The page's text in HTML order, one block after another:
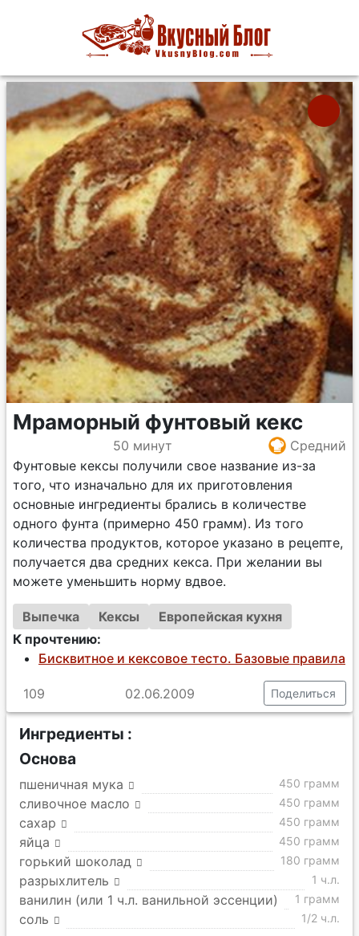
Мраморный фунтовый кекс
50 минут
Средний
Фунтовые кексы получили свое название из-за
того, что изначально для их приготовления
основные ингредиенты брались в количестве
одного фунта (примерно 450 грамм). Из того
количества продуктов, которое указано в рецепте,
получается два средних кекса. При желании вы
можете уменьшить норму вдвое.
Выпечка Кексы
Европейская кухня
К прочтению:
Бисквитное и кексовое тесто. Базовые правила
109 02.06.2009 Поделиться
Ингредиенты :
Основа
пшеничная мука 450 грамм
сливочное масло 450 грамм
сахар 450 грамм
яйца 450 грамм
горький шоколад 180 грамм
разрыхлитель 1 ч.л.
ванилин (или 1 ч.л. ванильной эссенции) 1 грамм
соль 1/2 ч.л.